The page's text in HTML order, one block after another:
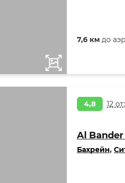
7,6 км до
4,8 12
Al
Бахрейн,